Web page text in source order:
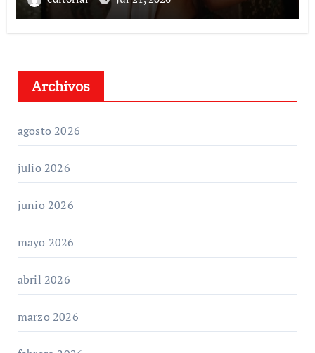
Archivos
agosto 2026
julio 2026
junio 2026
mayo 2026
abril 2026
marzo 2026